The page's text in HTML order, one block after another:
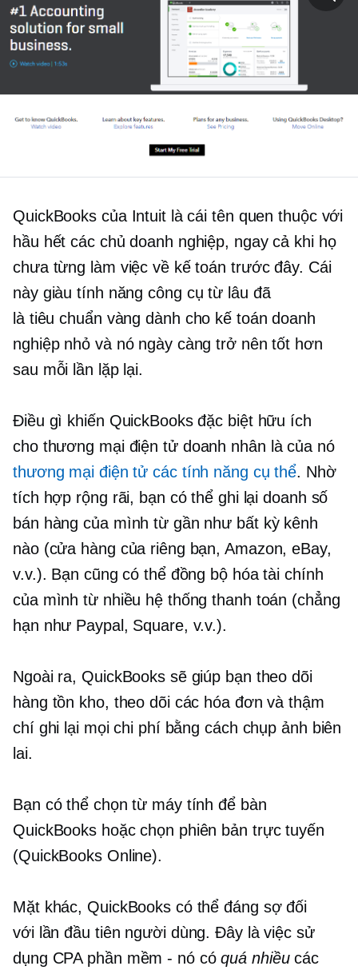
QuickBooks của Intuit là cái tên quen thuộc với
hầu hết các chủ doanh nghiệp, ngay cả khi họ
chưa từng làm việc về kế toán trước đây. Cái
này giàu tính năng công cụ từ lâu đã
là tiêu chuẩn vàng dành cho kế toán doanh
nghiệp nhỏ và nó ngày càng trở nên tốt hơn
sau mỗi lần lặp lại.
Điều gì khiến QuickBooks đặc biệt hữu ích
cho thương mại điện tửdoanh nhân là của nó
thương mại điện tử các tính năng cụ thể. Nhờ
tích hợp rộng rãi, bạn có thể ghi lại doanh số
bán hàng của mình từ gần như bất kỳ kênh
nào (cửa hàng của riêng bạn, Amazon, eBay,
v.v.). Bạn cũng có thể đồng bộ hóa tài chính
của mình từ nhiều hệ thống thanh toán (chẳng
hạn như Paypal, Square, v.v.).
Ngoài ra, QuickBooks sẽ giúp bạn theo dõi
hàng tồn kho, theo dõi các hóa đơn và thậm
chí ghi lại mọi chi phí bằng cách chụp ảnh biên
lai.
Bạn có thể chọn từ máy tính để bàn
QuickBooks hoặc chọn phiên bản trực tuyến
(QuickBooks Online).
Mặt khác, QuickBooks có thể đáng sợ đối
với lần đầu tiên người dùng. Đây là việc sử
dụng CPA phần mềm - nó cóquá nhiềucác